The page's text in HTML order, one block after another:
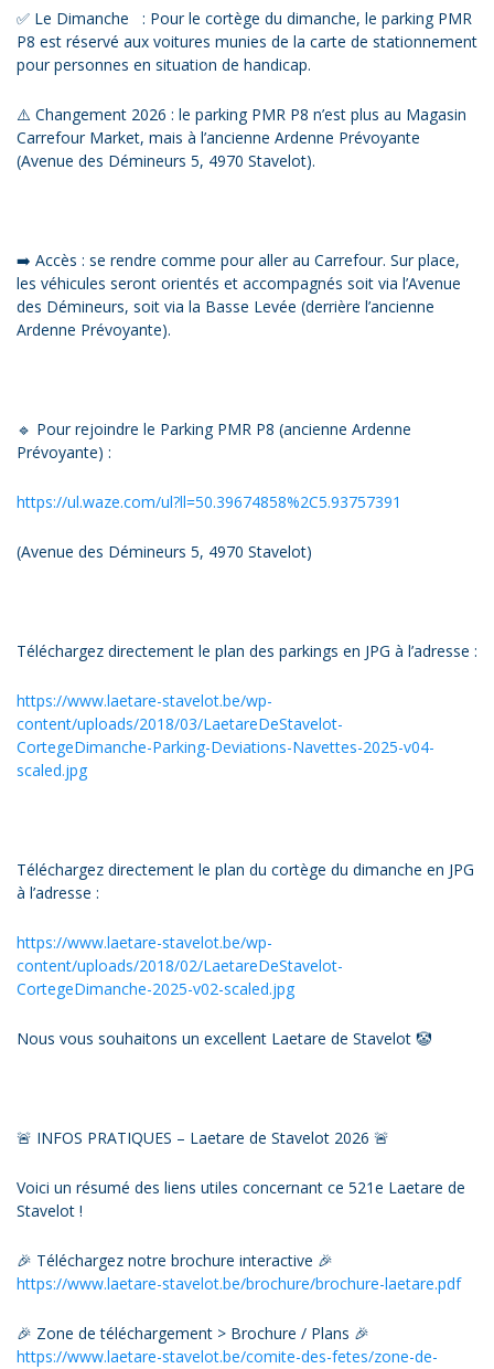
✅ Le Dimanche : Pour le cortège du dimanche, le parking PMR
P8 est réservé aux voitures munies de la carte de stationnement
pour personnes en situation de handicap.
⚠️ Changement 2026 : le parking PMR P8 n’est plus au Magasin
Carrefour Market, mais à l’ancienne Ardenne Prévoyante
(Avenue des Démineurs 5, 4970 Stavelot).
➡️ Accès : se rendre comme pour aller au Carrefour. Sur place,
les véhicules seront orientés et accompagnés soit via l’Avenue
des Démineurs, soit via la Basse Levée (derrière l’ancienne
Ardenne Prévoyante).
🔹 Pour rejoindre le Parking PMR P8 (ancienne Ardenne
Prévoyante) :
https://ul.waze.com/ul?ll=50.39674858%2C5.93757391
(Avenue des Démineurs 5, 4970 Stavelot)
Téléchargez directement le plan des parkings en JPG à l’adresse :
https://www.laetare-stavelot.be/wp-
content/uploads/2018/03/LaetareDeStavelot-
CortegeDimanche-Parking-Deviations-Navettes-2025-v04-
scaled.jpg
Téléchargez directement le plan du cortège du dimanche en JPG
à l’adresse :
https://www.laetare-stavelot.be/wp-
content/uploads/2018/02/LaetareDeStavelot-
CortegeDimanche-2025-v02-scaled.jpg
Nous vous souhaitons un excellent Laetare de Stavelot 🤡
🚨 INFOS PRATIQUES – Laetare de Stavelot 2026 🚨
Voici un résumé des liens utiles concernant ce 521e Laetare de
Stavelot !
🎉 Téléchargez notre brochure interactive 🎉
https://www.laetare-stavelot.be/brochure/brochure-laetare.pdf
🎉 Zone de téléchargement > Brochure / Plans 🎉
https://www.laetare-stavelot.be/comite-des-fetes/zone-de-